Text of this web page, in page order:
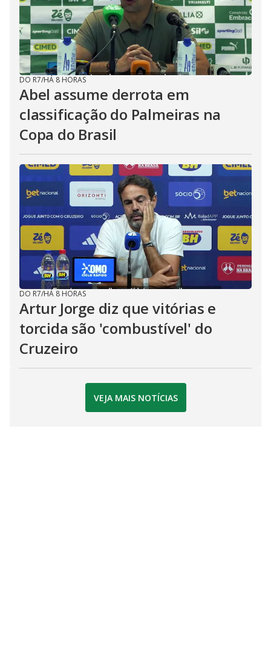
DO R7/HÁ 8 HORAS
Abel assume derrota em
classificação do Palmeiras na
Copa do Brasil
DO R7/HÁ 8 HORAS
Artur Jorge diz que vitórias e
torcida são 'combustível' do
Cruzeiro
VEJA MAIS NOTÍCIAS